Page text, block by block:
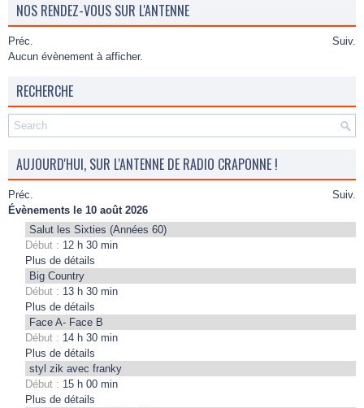
NOS RENDEZ-VOUS SUR L'ANTENNE
Préc.
Suiv.
Aucun évènement à afficher.
RECHERCHE
AUJOURD'HUI, SUR L'ANTENNE DE RADIO CRAPONNE !
Préc.
Suiv.
Évènements le 10 août 2026
Salut les Sixties (Années 60)
Début : 12 h 30 min
Plus de détails
Big Country
Début : 13 h 30 min
Plus de détails
Face A- Face B
Début : 14 h 30 min
Plus de détails
styl zik avec franky
Début : 15 h 00 min
Plus de détails